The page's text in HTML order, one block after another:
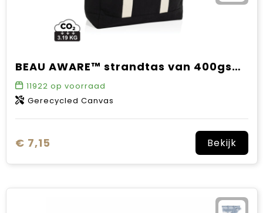
BEAU AWARE™ strandtas van 400gsm gerecycled canvas
11922 op voorraad
Gerecycled Canvas
€ 7,15 Bekijk